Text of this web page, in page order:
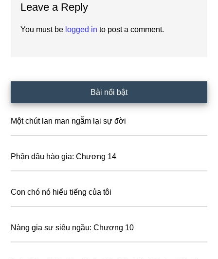
Interactions
Leave a Reply
You must be logged in to post a comment.
Sidebar
Bài nổi bật
Một chút lan man ngẫm lại sự đời
Phận dâu hào gia: Chương 14
Con chó nó hiểu tiếng của tôi
Nàng gia sư siêu ngầu: Chương 10